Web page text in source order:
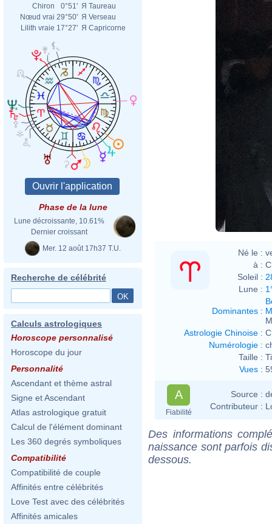
Chiron
0°51' Я Taureau
Nœud vrai 29°50' Я Verseau
Lilith vraie 17°27' Я Capricorne
Phase de la lune
Lune décroissante, 10.61%
Dernier croissant
Mer. 12 août 17h37 T.U.
Recherche de célébrité
Calculs astrologiques
Horoscope personnalisé
Horoscope du jour
Personnalité
Ascendant et thème astral
Signe et Ascendant
Atlas astrologique gratuit
Calcul de l'élément dominant
Les 360 degrés symboliques
Compatibilité
Compatibilité de couple
Affinités entre célébrités
Love Test avec des célébrités
Affinités amicales
Né le :
à :
Soleil :
Lune :
Dominantes :
Astrologie Chinoise :
Numérologie :
Taille :
Vues :
A
Fiabilité
Source :
Contributeur :
Des informations
naissance sont parfois
dessous.